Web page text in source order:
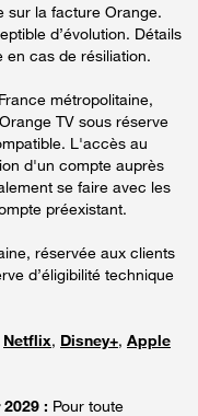
sur la facture Orange.
d’évolution. Détails
en cas de résiliation.
métropolitaine,
TV sous réserve
L'accès au
d'un compte auprès
se faire avec les
préexistant.
réservée aux clients
d’éligibilité technique
Netflix, Disney+, Apple
: Pour toute